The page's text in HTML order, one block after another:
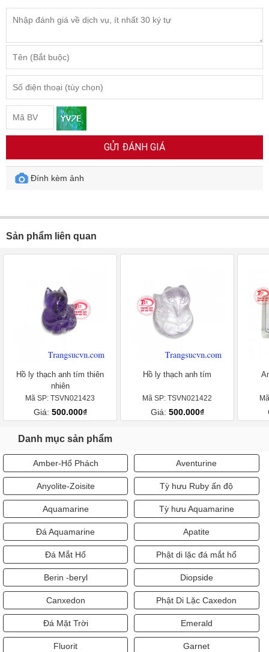
GỬI ĐÁNH GIÁ
Đính kèm ảnh
Sản phẩm liên quan
Hồ ly thạch anh tím thiên
nhiên
Mã SP: TSVN021423
Giá: 500.000₫
Hồ ly thạch anh tím
Mã SP: TSVN021422
Giá: 500.000₫
Danh mục sản phẩm
Amber-Hổ Phách Aventurine
Anyolite-Zoisite Tỳ hưu Ruby ấn độ
Aquamarine Tỳ hưu Aquamarine
Đá Aquamarine Apatite
Đá Mắt Hổ Phật di lặc đá mắt hổ
Berin -beryl Diopside
Canxedon Phật Di Lặc Caxedon
Đá Mặt Trời Emerald
Fluorit Garnet